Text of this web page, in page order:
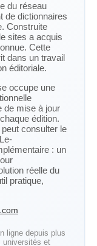
du réseau
de dictionnaires
Construite
sites a acquis
Cette
dans un travail
éditoriale.
occupe une
de mise à jour
édition.
consulter le
: un
réelle du
pratique,
ligne depuis plus
universités et